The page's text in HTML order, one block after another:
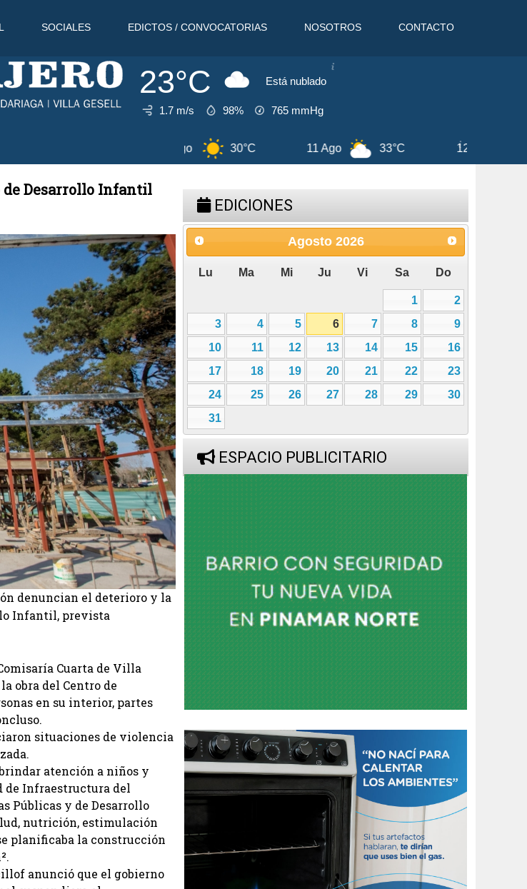
23°C Está nublado
1.7 m/s 98% 765 mmHg
12 Ago 30°C 6 Ago 30°C
de Desarrollo Infantil
denuncian el deterioro y la
Infantil, prevista
Cuarta de Villa
obra del Centro de
en su interior, partes
situaciones de violencia
atención a niños y
de Infraestructura del
Públicas y de Desarrollo
nutrición, estimulación
planificaba la construcción
anunció que el gobierno
EDICIONES
Agosto 2026
Lu Ma Mi Ju Vi Sa Do
1
2
3
4 5 6 7 8
9
10
11 12 13 14 15
16
17
18 19 20 21 22
23
24
25 26 27 28 29
30
31
ESPACIO PUBLICITARIO